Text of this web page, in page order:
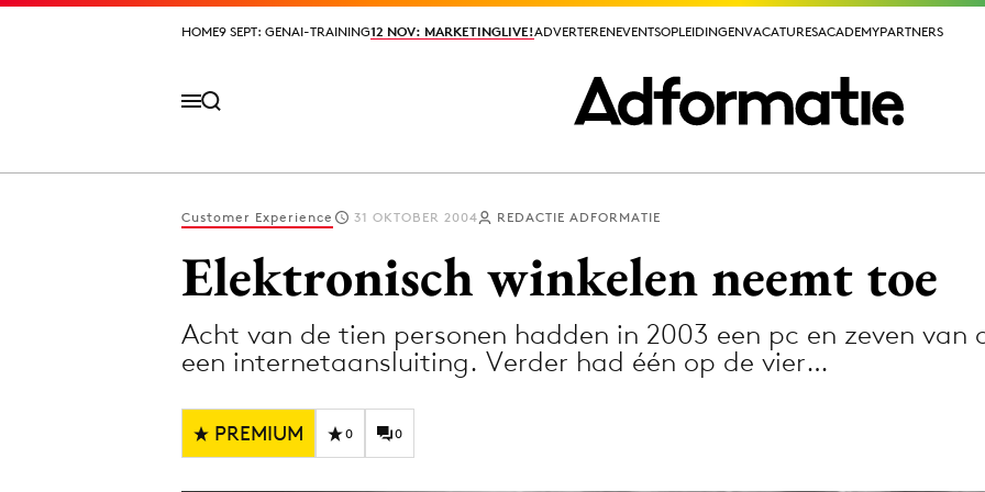
HOME9 SEPT: GENAI-TRAINING12 NOV: MARKETINGLIVE!ADVERTERENEVENTSOPLEIDINGENVACATURESACADEMYPARTNERS
HOME9 SEPT: GENAI-TRAINING12 NOV: MARKETINGLIVE!ADVERTERENEVENTSOPLEIDINGENVACATURESACADEMYPARTNERS
Digital transformation
Diversiteit
Customer Experience 31 OKTOBER 2004 REDACTIE ADFORMATIE
Elektronisch winkelen neemt toe
Acht van de tien personen hadden in 2003 een pc en zeven van
een internetaansluiting. Verder had één op de vier…
PREMIUM 0 0